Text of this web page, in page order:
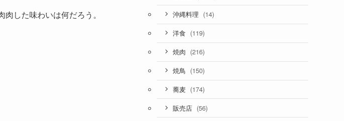
した味わいは何だろう。
沖縄料理 (14)
洋食 (119)
焼肉 (216)
焼鳥 (150)
蕎麦 (174)
販売店 (56)